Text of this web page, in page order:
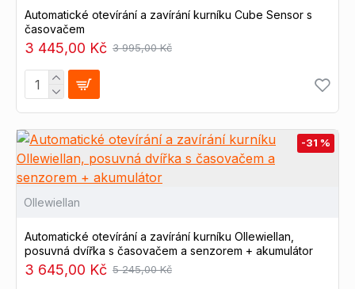
Automatické otevírání a zavírání kurníku Cube Sensor s
časovačem
3 445,00 Kč 3 995,00 Kč
-31 %
Ollewiellan
Automatické otevírání a zavírání kurníku Ollewiellan,
posuvná dvířka s časovačem a senzorem + akumulátor
3 645,00 Kč 5 245,00 Kč